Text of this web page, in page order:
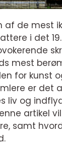
af de mest
i det
mest
for kunst
er det
liv og
artikel
samt